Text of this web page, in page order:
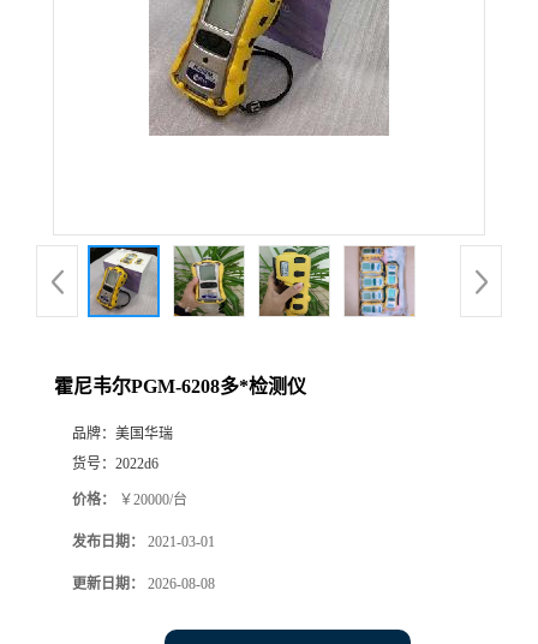
品
霍尼韦尔PGM-6208多*检测仪
品牌： 美国华瑞
货号： 2022d6
价格： ￥20000/台
发布日期： 2021-03-01
更新日期： 2026-08-08